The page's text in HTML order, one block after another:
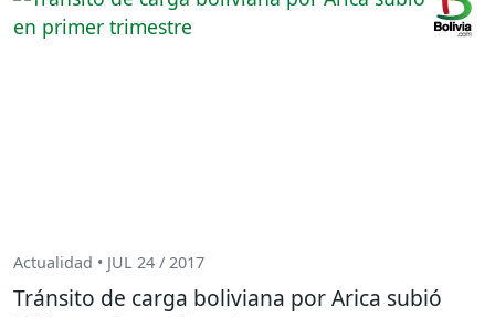
Actualidad • JUL 24 / 2017
Tránsito de carga boliviana por Arica subió